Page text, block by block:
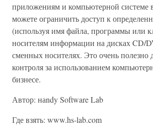
приложениям и компьютерной системе
можете ограничить доступ к
(используя имя файла, программы или
носителям информации на дисках CD/
сменных носителях. Это очень полезно
контроля за использованием
бизнесе.
Автор: наndy Software Lab
Где взять: www.hs-lab.com